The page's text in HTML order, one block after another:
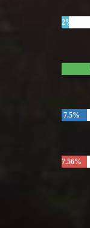
2%
7.5%
7.56%